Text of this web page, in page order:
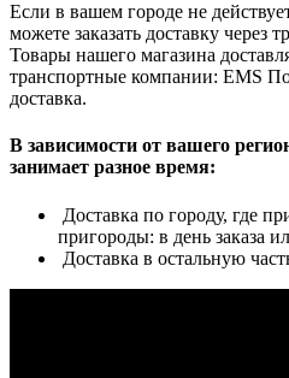
Если в вашем городе не
можете заказать доставку через
Товары нашего магазина
транспортные компании: EMS
доставка.
В зависимости от вашего
занимает разное время:
Доставка по городу, где
пригороды: в день заказа
Доставка в остальную